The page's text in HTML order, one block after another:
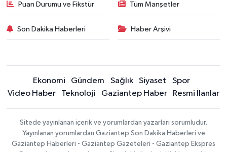
Puan Durumu ve Fikstür Tüm Manşetler
Son Dakika Haberleri Haber Arşivi
Ekonomi Gündem Sağlık Siyaset
Spor
Video Haber
Teknoloji Gaziantep Haber Resmi İlanlar
Sitede yayınlanan içerik ve yorumlardan yazarları sorumludur.
Yayınlanan yorumlardan Gaziantep Son Dakika Haberleri ve
Gaziantep Haberleri - Gaziantep Gazeteleri - Gaziantep Ekspres